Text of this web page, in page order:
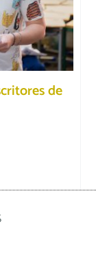
de